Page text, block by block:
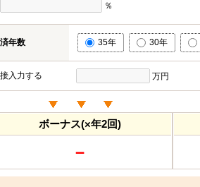
％
年数 35年 30年
入力する 万円
ボーナス(×年2回)
－